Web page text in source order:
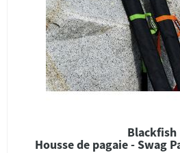
Blackfish
Housse de pagaie - Swag